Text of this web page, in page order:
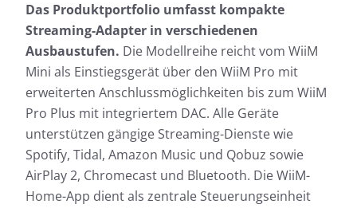
Das Produktportfolio umfasst kompakte
Streaming-Adapter in verschiedenen
Ausbaustufen. Die Modellreihe reicht vom WiiM
Mini als Einstiegsgerät über den WiiM Pro mit
erweiterten Anschlussmöglichkeiten bis zum WiiM
Pro Plus mit integriertem DAC. Alle Geräte
unterstützen gängige Streaming-Dienste wie
Spotify, Tidal, Amazon Music und Qobuz sowie
AirPlay 2, Chromecast und Bluetooth. Die WiiM-
Home-App dient als zentrale Steuerungseinheit